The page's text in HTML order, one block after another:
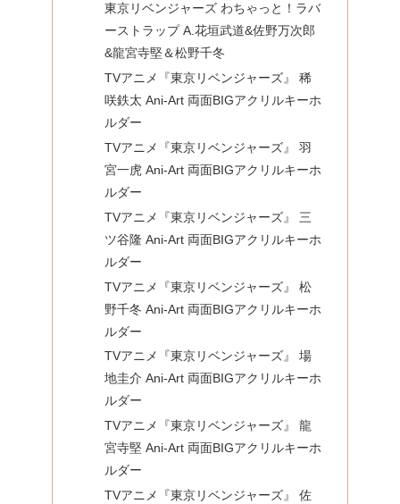
東京リベンジャーズ わちゃっと！ラバ
ーストラップ A.花垣武道&佐野万次郎
&龍宮寺堅＆松野千冬
TVアニメ『東京リベンジャーズ』 稀
咲鉄太 Ani-Art 両面BIGアクリルキーホ
ルダー
TVアニメ『東京リベンジャーズ』 羽
宮一虎 Ani-Art 両面BIGアクリルキーホ
ルダー
TVアニメ『東京リベンジャーズ』 三
ツ谷隆 Ani-Art 両面BIGアクリルキーホ
ルダー
TVアニメ『東京リベンジャーズ』 松
野千冬 Ani-Art 両面BIGアクリルキーホ
ルダー
TVアニメ『東京リベンジャーズ』 場
地圭介 Ani-Art 両面BIGアクリルキーホ
ルダー
TVアニメ『東京リベンジャーズ』 龍
宮寺堅 Ani-Art 両面BIGアクリルキーホ
ルダー
TVアニメ『東京リベンジャーズ』 佐